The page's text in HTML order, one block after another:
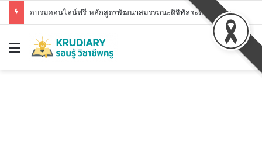
อบรมออนไลน์ฟรี หลักสูตรพัฒนาสมรรถนะดิจิทัลระดับพื้นฐาน สพฐ. DC1 – DC7 รับวุฒิบัตร สพฐ.
Menu